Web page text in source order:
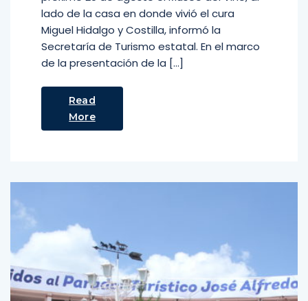
lado de la casa en donde vivió el cura
Miguel Hidalgo y Costilla, informó la
Secretaría de Turismo estatal. En el marco
de la presentación de la […]
Read
More